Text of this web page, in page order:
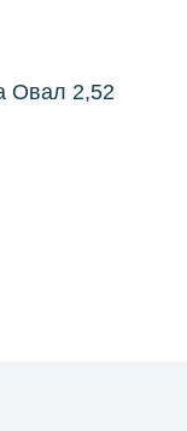
Овал 2,52